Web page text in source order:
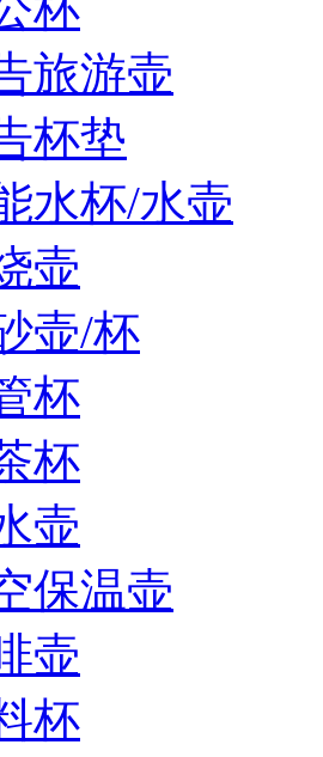
旅游壶
杯垫
水杯/水壶
壶
壶/杯
杯
杯
壶
保温壶
壶
杯